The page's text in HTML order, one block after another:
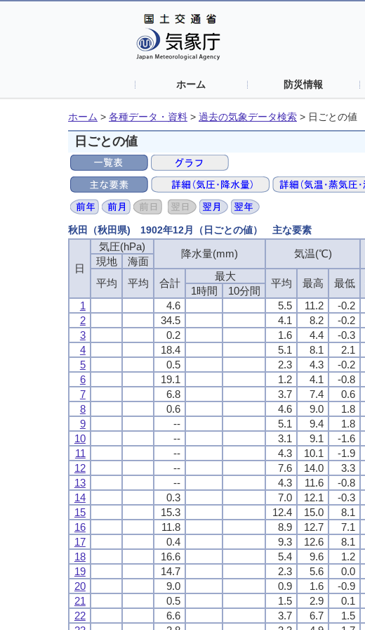
ホーム 防災情報
ホーム > 各種データ・資料 > 過去の気象データ検索 > 日ごとの値
日ごとの値
秋田（秋田県) 1902年12月（日ごとの値） 主な要素
日
気圧(hPa)
降水量(mm) 気温(℃)
現地
海面
平均
平均 合計
最大
平均 最高 最低
1時間 10分間
1
4.6 5.5 11.2 -0.2
2
34.5 4.1 8.2 -0.2
3
0.2 1.6 4.4 -0.3
4
18.4 5.1 8.1 2.1
5
0.5 2.3 4.3 -0.2
6
19.1 1.2 4.1 -0.8
7
6.8 3.7 7.4 0.6
8
0.6 4.6 9.0 1.8
9
-- 5.1 9.4 1.8
10
-- 3.1 9.1 -1.6
11
-- 4.3 10.1 -1.9
12
-- 7.6 14.0 3.3
13
-- 4.3 11.6 -0.8
14
0.3 7.0 12.1 -0.3
15
15.3 12.4 15.0 8.1
16
11.8 8.9 12.7 7.1
17
0.4 9.3 12.6 8.1
18
16.6 5.4 9.6 1.2
19
14.7 2.3 5.6 0.0
20
9.0 0.9 1.6 -0.9
21
0.5 1.5 2.9 0.1
22
6.6 3.7 6.7 1.5